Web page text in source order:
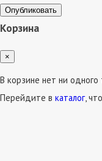
Опубликовать
Корзина
×
В корзине нет ни одного
Перейдите в каталог,